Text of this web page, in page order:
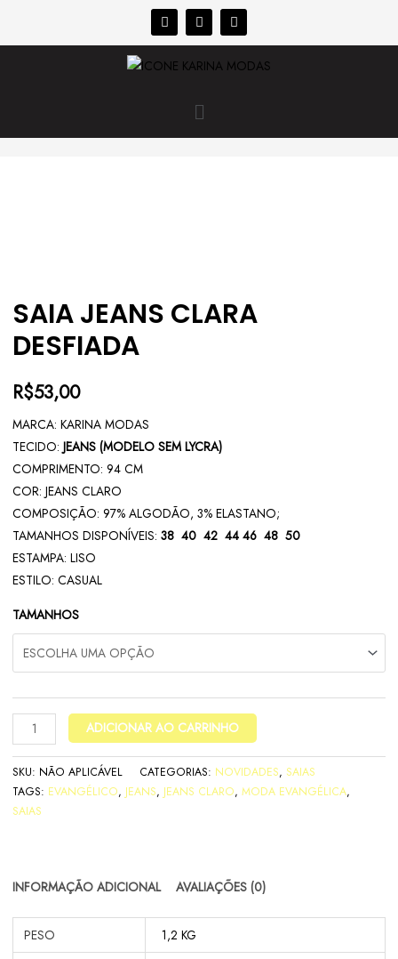
SAIA JEANS CLARA
DESFIADA
R$53,00
MARCA: KARINA MODAS
TECIDO: JEANS (MODELO SEM LYCRA)
COMPRIMENTO: 94 CM
COR: JEANS CLARO
COMPOSIÇÃO: 97% ALGODÃO, 3% ELASTANO;
TAMANHOS DISPONÍVEIS: 38 40 42 44 46 48 50
ESTAMPA: LISO
ESTILO: CASUAL
TAMANHOS
ADICIONAR AO CARRINHO
SKU: NÃO APLICÁVEL CATEGORIAS: NOVIDADES, SAIAS
TAGS: EVANGÉLICO, JEANS, JEANS CLARO, MODA EVANGÉLICA,
SAIAS
INFORMAÇÃO ADICIONAL AVALIAÇÕES (0)
PESO
1,2 KG